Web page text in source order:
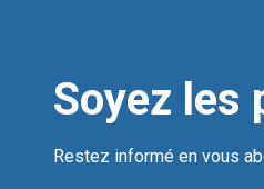
Soyez les
Restez informé en vous